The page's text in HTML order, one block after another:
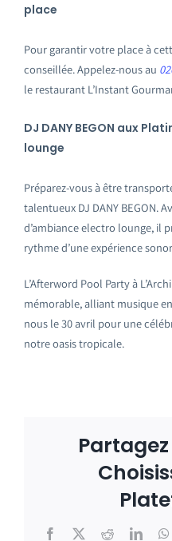
place
Pour garantir votre place à
conseillée. Appelez-nous au
le restaurant L’Instant
DJ DANY BEGON aux
lounge
Préparez-vous à être
talentueux DJ DANY BEGON.
d’ambiance electro lounge, il
rythme d’une expérience
L’Afterword Pool Party à
mémorable, alliant musique
nous le 30 avril pour une
notre oasis tropicale.
Facebook
X Reddit